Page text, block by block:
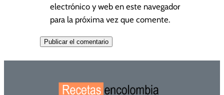
electrónico y web en este navegador
para la próxima vez que comente.